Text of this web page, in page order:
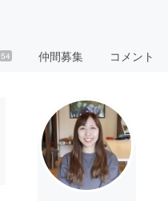
54 仲間募集 コメント